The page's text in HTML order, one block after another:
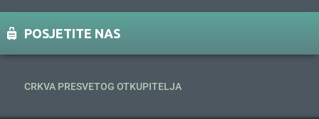
POSJETITE NAS
CRKVA PRESVETOG OTKUPITELJA